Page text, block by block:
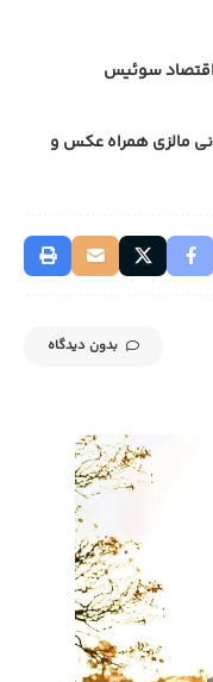
مالزی : 10 جای دیدنی مالزی همراه عکس و
بدون دیدگاه